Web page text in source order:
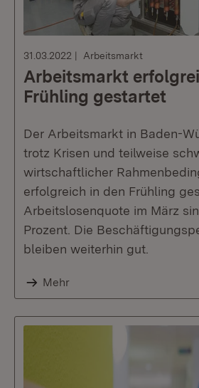
31.03.2022 Arbeitsmarkt
Arbeitsmarkt
Frühling gestartet
Der Arbeitsmarkt in Baden-
trotz Krisen und teilweise
wirtschaftlicher
erfolgreich in den Frühling
Arbeitslosenquote im März
Prozent. Die
bleiben weiterhin gut.
Mehr